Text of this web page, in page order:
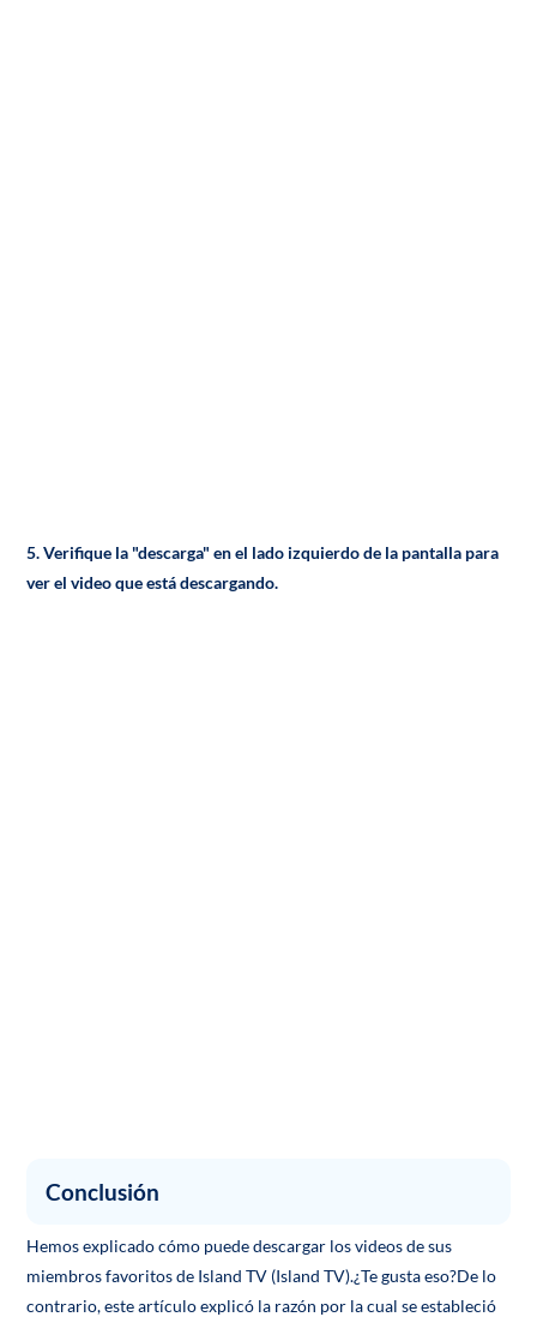
5. Verifique la "descarga" en el lado izquierdo de la pantalla para
ver el video que está descargando.
Conclusión
Hemos explicado cómo puede descargar los videos de sus
miembros favoritos de Island TV (Island TV).¿Te gusta eso?De lo
contrario, este artículo explicó la razón por la cual se estableció